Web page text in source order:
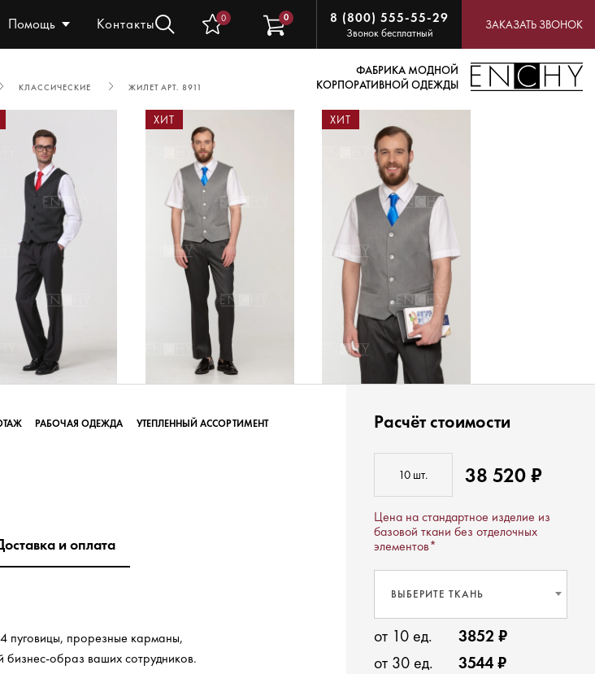
Помощь Контакты 0 0 8 (800) 555-55-29
Звонок бесплатный
ЗАКАЗАТЬ ЗВОНОК
КЛАССИЧЕСКИЕ ЖИЛЕТ АРТ. 8911
ФАБРИКА МОДНОЙ
КОРПОРАТИВНОЙ ОДЕЖДЫ
ХИТ ХИТ
РАБОЧАЯ ОДЕЖДА
УТЕПЛЕННЫЙ АССОРТИМЕНТ
и оплата
пуговицы, прорезные карманы,
бизнес-образ ваших сотрудников.
Расчёт стоимости
38 520 ₽
Цена на стандартное изделие из
базовой ткани без отделочных
элементов*
ВЫБЕРИТЕ ТКАНЬ
от 10 ед.
3852 ₽
от 30 ед.
3544 ₽